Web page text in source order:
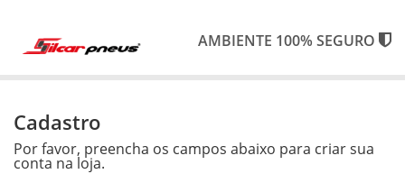
AMBIENTE 100% SEGURO
Cadastro
Por favor, preencha os campos abaixo para criar sua
conta na loja.